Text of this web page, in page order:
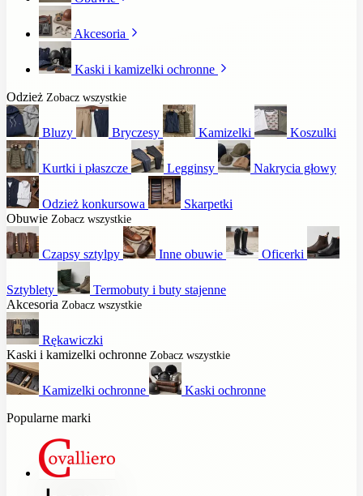
Akcesoria
Kaski i kamizelki ochronne
Odzież Zobacz wszystkie
Bluzy Bryczesy Kamizelki Koszulki
Kurtki i płaszcze Legginsy Nakrycia głowy
Odzież konkursowa
Skarpetki
Obuwie Zobacz wszystkie
Czapsy sztylpy Inne obuwie Oficerki
Sztyblety
Termobuty i buty stajenne
Akcesoria Zobacz wszystkie
Rękawiczki
Kaski i kamizelki ochronne Zobacz wszystkie
Kamizelki ochronne
Kaski ochronne
Popularne marki